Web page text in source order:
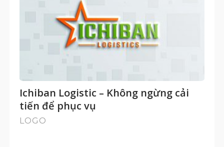
LOGO
Ichiban Logistic – Không ngừng cải
tiến để phục vụ